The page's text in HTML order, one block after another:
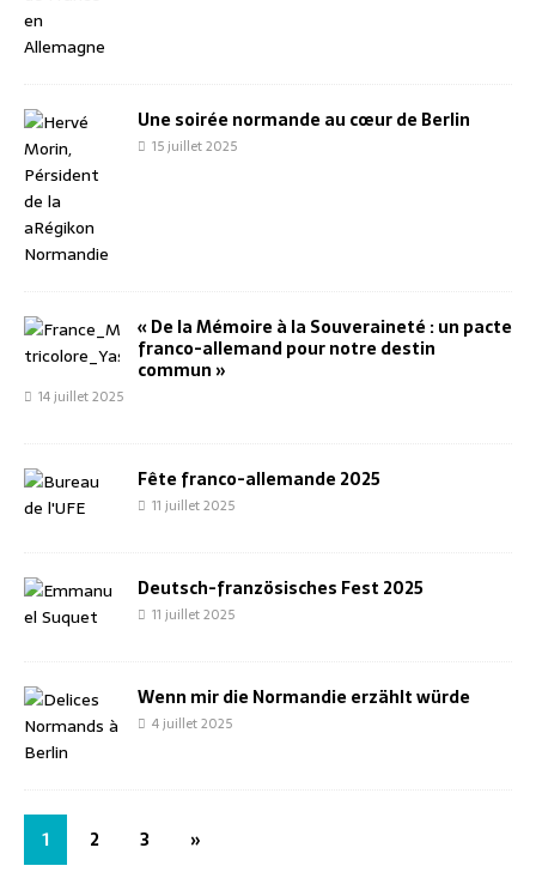
Une soirée normande au cœur de Berlin
15 juillet 2025
« De la Mémoire à la Souveraineté : un pacte
franco-allemand pour notre destin
commun »
14 juillet 2025
Fête franco-allemande 2025
11 juillet 2025
Deutsch-französisches Fest 2025
11 juillet 2025
Wenn mir die Normandie erzählt würde
4 juillet 2025
1 2 3 »